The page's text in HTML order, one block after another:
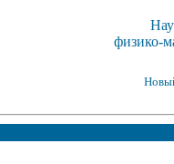
физико-